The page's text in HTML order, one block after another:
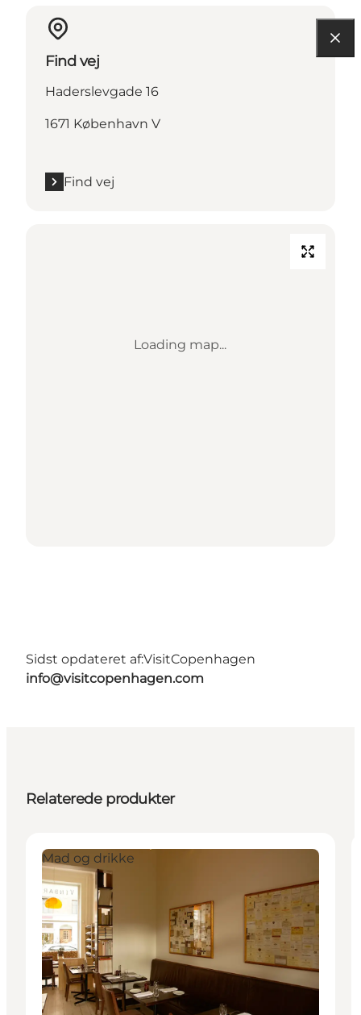
Find vej
Haderslevgade 16
1671 København V
Find vej
Loading map...
Sidst opdateret af:VisitCopenhagen
info@visitcopenhagen.com
Relaterede produkter
Mad og drikke